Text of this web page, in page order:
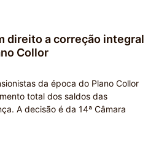
direito a correção integral
Collor
da época do Plano Collor
total dos saldos das
A decisão é da 14ª Câmara